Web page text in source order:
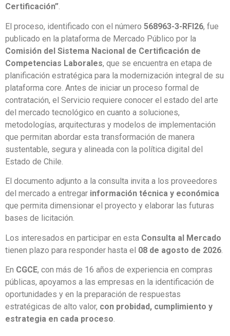
Certificación”.
El proceso, identificado con el número 568963-3-RFI26, fue
publicado en la plataforma de Mercado Público por la
Comisión del Sistema Nacional de Certificación de
Competencias Laborales, que se encuentra en etapa de
planificación estratégica para la modernización integral de su
plataforma core. Antes de iniciar un proceso formal de
contratación, el Servicio requiere conocer el estado del arte
del mercado tecnológico en cuanto a soluciones,
metodologías, arquitecturas y modelos de implementación
que permitan abordar esta transformación de manera
sustentable, segura y alineada con la política digital del
Estado de Chile.
El documento adjunto a la consulta invita a los proveedores
del mercado a entregar información técnica y económica
que permita dimensionar el proyecto y elaborar las futuras
bases de licitación.
Los interesados en participar en esta Consulta al Mercado
tienen plazo para responder hasta el 08 de agosto de 2026
En CGCE, con más de 16 años de experiencia en compras
públicas, apoyamos a las empresas en la identificación de
oportunidades y en la preparación de respuestas
estratégicas de alto valor, con probidad, cumplimiento y
estrategia en cada proceso.